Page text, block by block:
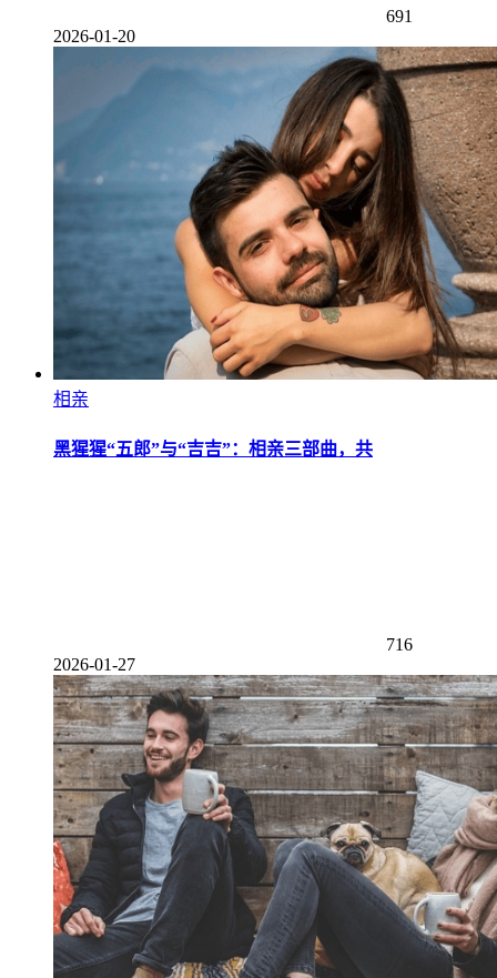
691
2026-01-20
相亲
黑猩猩“五郎”与“吉吉”：相亲三部曲，共
716
2026-01-27